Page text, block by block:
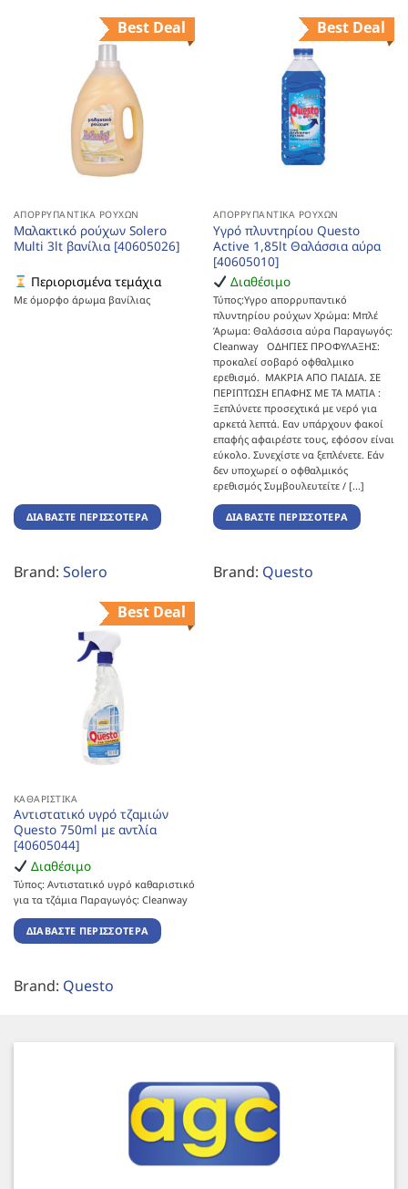
Best Deal
ΑΠΟΡΡΥΠΑΝΤΙΚΆ ΡΟΎΧΩΝ
Μαλακτικό ρούχων Solero
Multi 3lt βανίλια [40605026]
Περιορισμένα τεμάχια
Με όμορφο άρωμα βανίλιας
ΔΙΑΒΆΣΤΕ ΠΕΡΙΣΣΌΤΕΡΑ
Brand: Solero
Best Deal
ΑΠΟΡΡΥΠΑΝΤΙΚΆ ΡΟΎΧΩΝ
Υγρό πλυντηρίου Questo
Active 1,85lt Θαλάσσια αύρα
[40605010]
Διαθέσιμο
Τύπος:Υγρο απορρυπαντικό
πλυντηρίου ρούχων Χρώμα: Μπλέ
Άρωμα: Θαλάσσια αύρα Παραγωγός:
Cleanway ΟΔΗΓΙΕΣ ΠΡΟΦΥΛΑΞΗΣ:
προκαλεί σοβαρό οφθαλμικο
ερεθισμό. ΜΑΚΡΙΑ ΑΠΟ ΠΑΙΔΙΑ. ΣΕ
ΠΕΡΙΠΤΩΣΗ ΕΠΑΦΗΣ ΜΕ ΤΑ ΜΑΤΙΑ :
Ξεπλύνετε προσεχτικά με νερό για
αρκετά λεπτά. Εαν υπάρχουν φακοί
επαφής αφαιρέστε τους, εφόσον είναι
εύκολο. Συνεχίστε να ξεπλένετε. Εάν
δεν υποχωρεί ο οφθαλμικός
ερεθισμός Συμβουλευτείτε / [...]
ΔΙΑΒΆΣΤΕ ΠΕΡΙΣΣΌΤΕΡΑ
Brand: Questo
Best Deal
ΚΑΘΑΡΙΣΤΙΚΆ
Αντιστατικό υγρό τζαμιών
Questo 750ml με αντλία
[40605044]
Διαθέσιμο
Τύπος: Αντιστατικό υγρό καθαριστικό
για τα τζάμια Παραγωγός: Cleanway
ΔΙΑΒΆΣΤΕ ΠΕΡΙΣΣΌΤΕΡΑ
Brand: Questo